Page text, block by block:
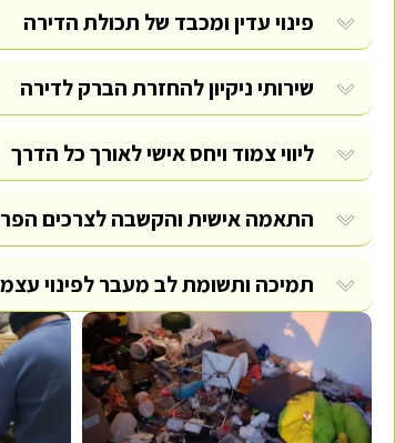
פינוי עדין ומכבד של תכולת הדירה
שירותי ניקיון להחזרת הברק לדירה
ליווי צמוד ויחס אישי לאורך כל הדרך
התאמה אישית והקשבה לצרכים
תמיכה ותשומת לב מעבר לפינוי